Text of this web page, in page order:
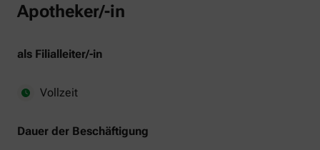
Apotheker/-in
als Filialleiter/-in
Vollzeit
Dauer der Beschäftigung